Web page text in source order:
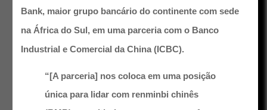
Bank, maior grupo bancário do continente com sede
na África do Sul, em uma parceria com o Banco
Industrial e Comercial da China (ICBC).
“[A parceria] nos coloca em uma posição
única para lidar com renminbi chinês